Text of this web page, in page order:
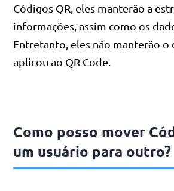
Códigos QR, eles manterão a
informações, assim como os
Entretanto, eles não manterão o
aplicou ao QR Code.
Como posso mover
um usuário para outro?